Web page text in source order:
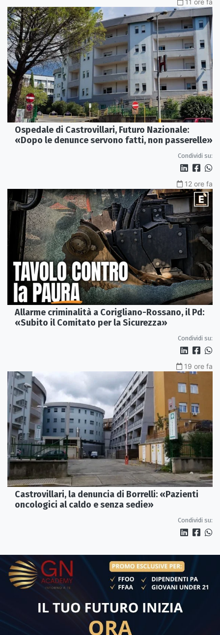
11 ore fa
Ospedale di Castrovillari, Futuro Nazionale:
«Dopo le denunce servono fatti, non passerelle»
Condividi su:
12 ore fa
Allarme criminalità a Corigliano-Rossano, il Pd:
«Subito il Comitato per la Sicurezza»
Condividi su:
19 ore fa
Castrovillari, la denuncia di Borrelli: «Pazienti
oncologici al caldo e senza sedie»
Condividi su: